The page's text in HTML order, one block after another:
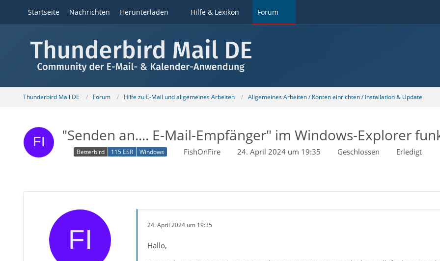
Startseite Nachrichten Herunterladen Hilfe & Lexikon Forum
Thunderbird Mail DE Forum Hilfe zu E-Mail und allgemeines Arbeiten Allgemeines Arbeiten / Konten einrichten / Installation & Update
"Senden an.... E-Mail-Empfänger" im Windows-Explorer
Betterbird 115 ESR Windows FishOnFire 24. April 2024 um 19:35 Geschlossen Erledigt
24. April 2024 um 19:35
Hallo,